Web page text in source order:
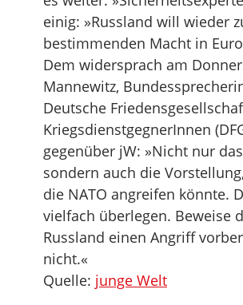
einig: »Russland will wieder
bestimmenden Macht in
Dem widersprach am
Mannewitz,
Deutsche
KriegsdienstgegnerInnen
gegenüber jW: »Nicht nur
sondern auch die
die NATO angreifen könnte.
vielfach überlegen. Beweise
Russland einen Angriff
nicht.«
Quelle: junge Welt